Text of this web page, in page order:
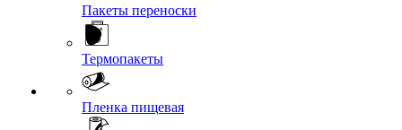
Пакеты переноски
Термопакеты
Пленка пищевая